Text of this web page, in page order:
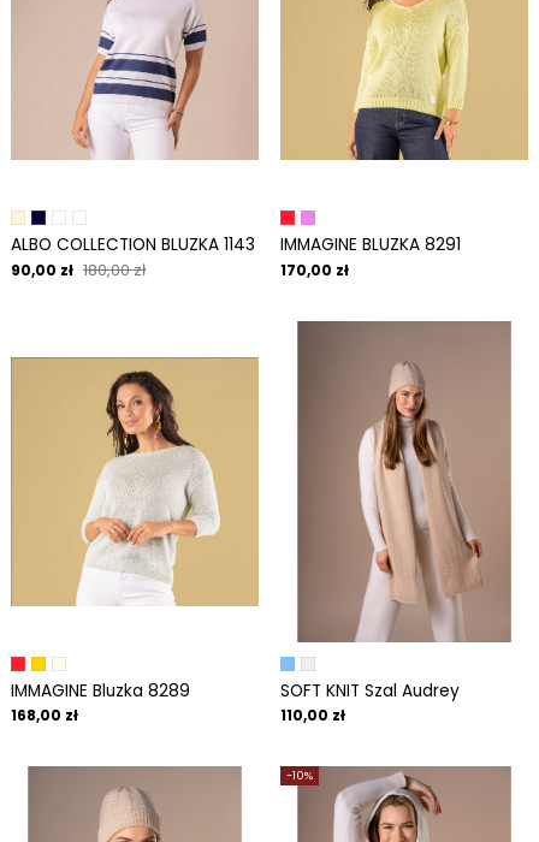
ALBO COLLECTION BLUZKA 1143
90,00 zł 180,00 zł
IMMAGINE BLUZKA 8291
170,00 zł
IMMAGINE Bluzka 8289
168,00 zł
SOFT KNIT Szal Audrey
110,00 zł
-10%